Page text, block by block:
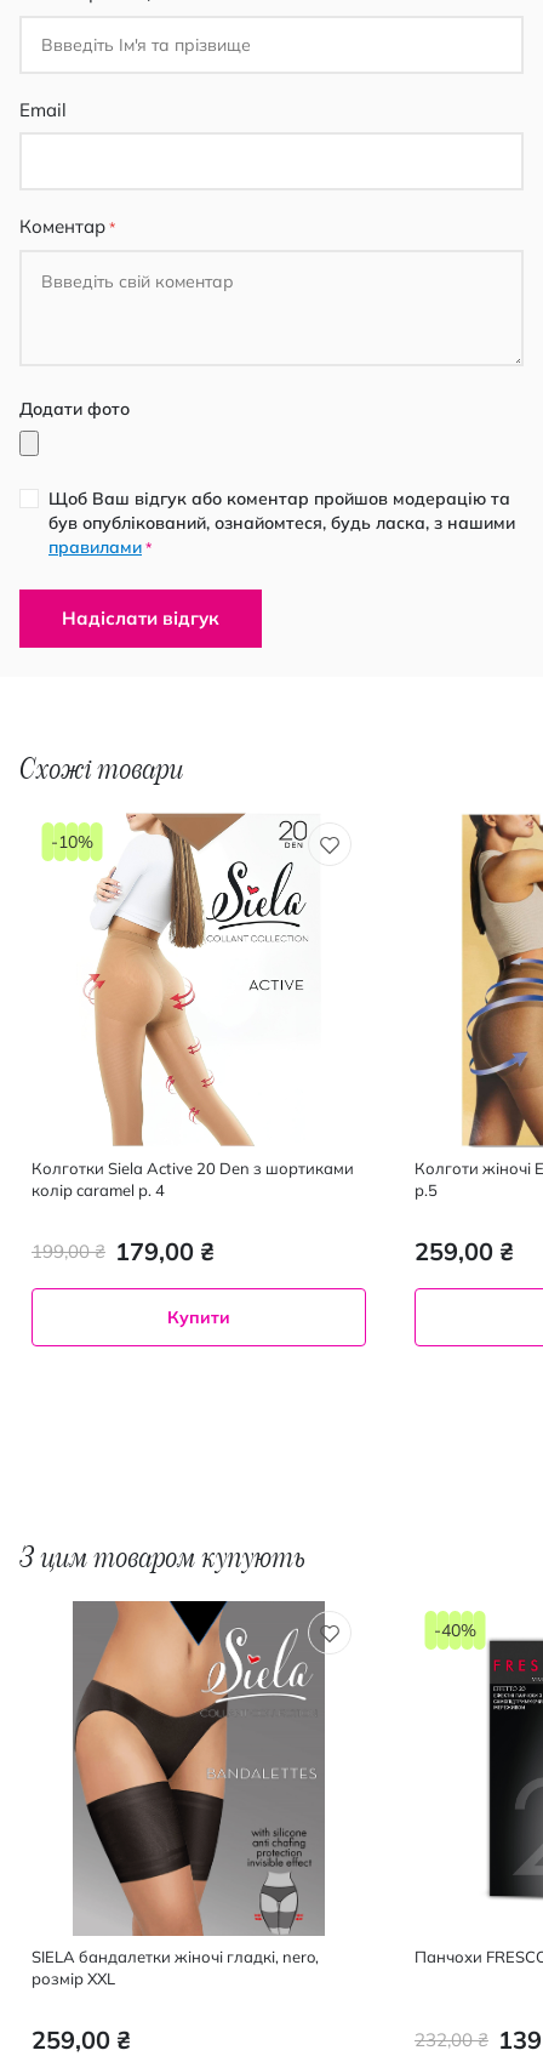
Email
Коментар
Додати фото
Щоб Ваш відгук або коментар пройшов модерацію та
був опублікований, ознайомтеся, будь ласка, з нашими
правилами *
Надіслати відгук
Схожі товари
Колготки Siela Active 20 Den з шортиками
колір caramel р. 4
179,00 ₴
199,00 ₴
-10%
Купити
Колготи жіночі
р.5
259,00 ₴
З цим товаром купують
SIELA бандалетки жіночі гладкі, nero,
розмір XXL
259,00 ₴
Панчохи
232,00 ₴
-40%